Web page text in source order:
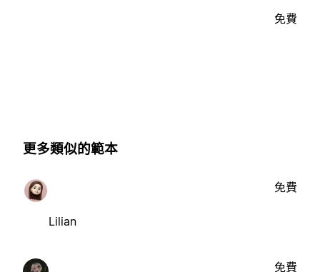
免費
更多類似的範本
Lilian
免費
免費